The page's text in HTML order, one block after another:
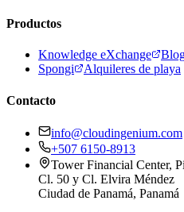
Productos
Knowledge eXchange
Spongi
Alquileres de playa
Contacto
info@cloudingenium.com
+507 6150-8913
Tower Financial Center,
Cl. 50 y Cl. Elvira Méndez
Ciudad de Panamá, Panamá